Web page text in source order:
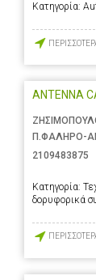
Κατηγορία:
ANTENNA
Π.ΦΑΛΗΡΟ-
2109483875
Κατηγορία:
δορυφορικά